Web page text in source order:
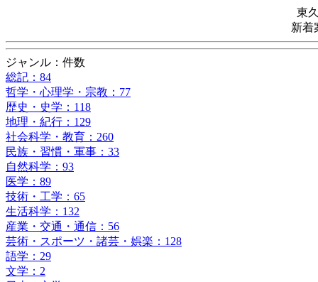
東
新着
ジャンル：件数
総記：84
哲学・心理学・宗教：77
歴史・史学：118
地理・紀行：129
社会科学・教育：260
民族・習慣・軍事：33
自然科学：93
医学：89
技術・工学：65
生活科学：132
産業・交通・通信：56
芸術・スポーツ・諸芸・娯楽：128
語学：29
文学：2